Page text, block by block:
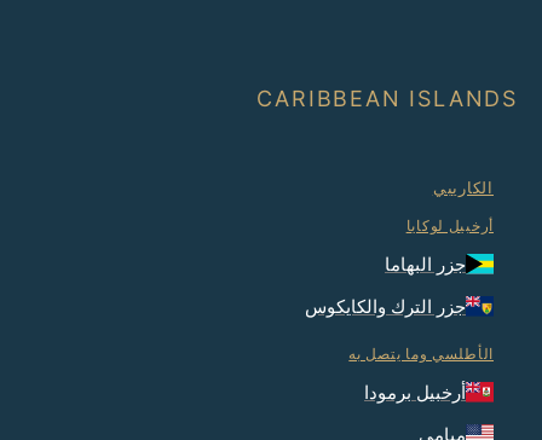
CARIBBEAN ISLANDS
الكاريبي
أرخبيل لوكايا
جزر البهاما
جزر الترك والكايكوس
الأطلسي وما يتصل به
أرخبيل برمودا
ميامي